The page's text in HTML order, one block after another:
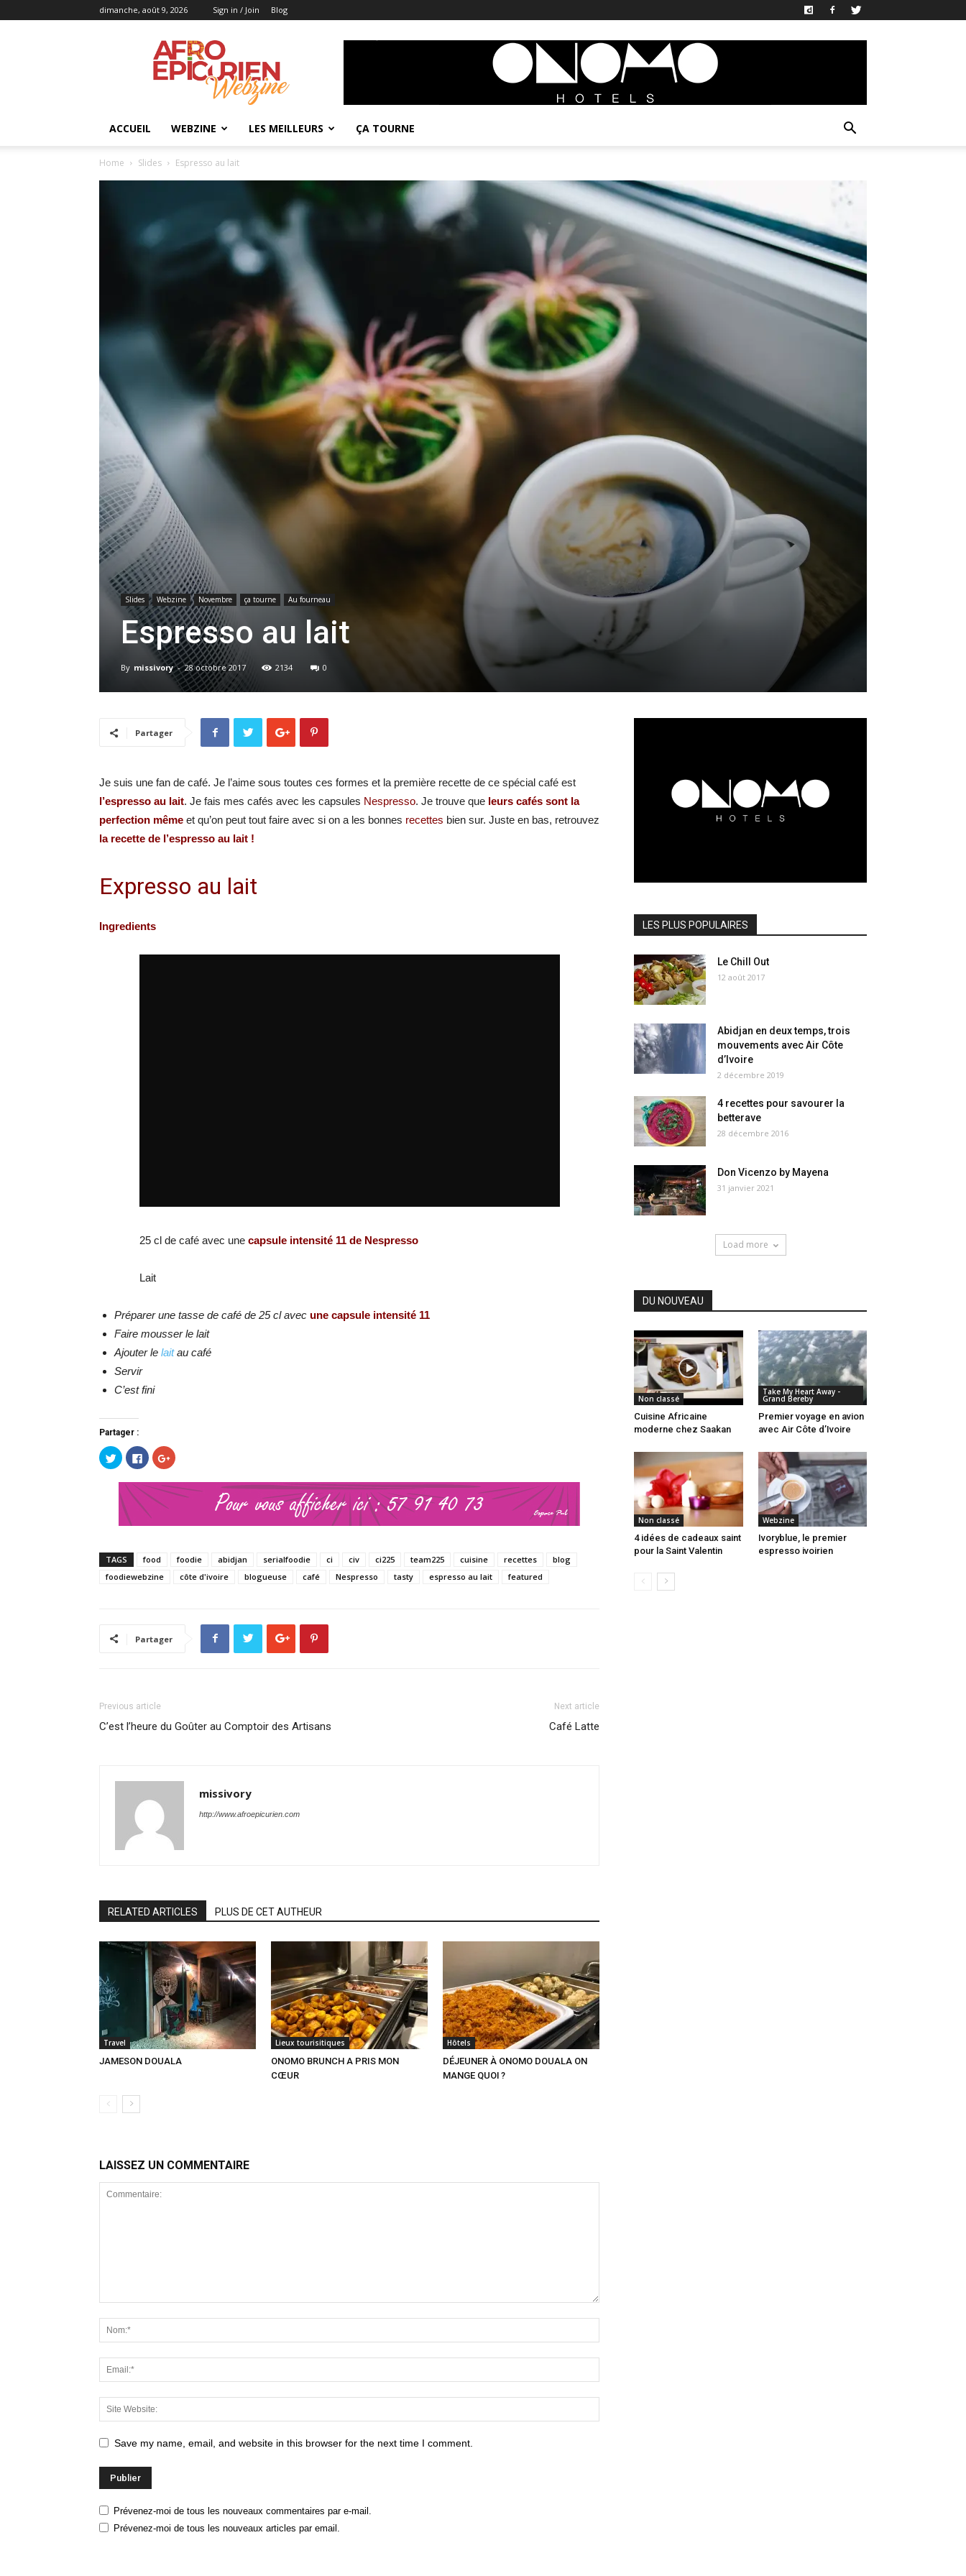
dimanche, août 9, 2026 Sign in / Join Blog
AFRO
EPICURIEN
ACCUEIL WEBZINE LES MEILLEURS ÇA TOURNE
Home Slides Espresso au lait
Slides Webzine Novembre ça tourne Au fourneau
Espresso au lait
By missivory - 28 octobre 2017 2134 0
Partager
Je suis une fan de café. Je l’aime sous toutes ces formes et la première recette de ce spécial café est
l’espresso au lait. Je fais mes cafés avec les capsules Nespresso. Je trouve que leurs cafés sont la
perfection même et qu’on peut tout faire avec si on a les bonnes recettes bien sur. Juste en bas, retrouvez
la recette de l’espresso au lait !
Expresso au lait
Ingredients
25 cl de café avec une capsule intensité 11 de Nespresso
Lait
Préparer une tasse de café de 25 cl avec une capsule intensité 11
Faire mousser le lait
Ajouter le laitau café
Servir
C’est fini
Partager :
Cliquez
pour
partager
sur
Twitter(ouvre
dans
une
nouvelle
fenêtre)
Cliquez
pour
partager
sur
Facebook(ouvre
dans
une
nouvelle
fenêtre)
Cliquez
pour
sur
Google+
(ouvre
nouvelle
TAGS food foodie abidjan serialfoodie ci civ ci225 team225 cuisine recettes
blog
foodiewebzine
côte d'ivoire blogueuse café Nespresso tasty espresso au lait featured
Partager
Previous article
C’est l’heure du Goûter au Comptoir des Artisans
Next article
Café Latte
missivory
http://www.afroepicurien.com
RELATED ARTICLES PLUS DE CET AUTHEUR
Travel
JAMESON DOUALA
Lieux tourisitiques
ONOMO BRUNCH A PRIS MON
CŒUR
Hôtels
DÉJEUNER À ONOMO DOUALA ON
MANGE QUOI ?
LAISSEZ UN COMMENTAIRE
Save my name, email, and website in this browser for the next time I comment.
Prévenez-moi de tous les nouveaux commentaires par e-mail.
Prévenez-moi de tous les nouveaux articles par email.
LES PLUS POPULAIRES
Le Chill Out
12 août 2017
Abidjan en deux temps, trois
mouvements avec Air Côte
d’Ivoire
2 décembre 2019
4 recettes pour savourer la
betterave
28 décembre 2016
Don Vicenzo by Mayena
31 janvier 2021
Load more
DU NOUVEAU
Non classé
Cuisine Africaine
moderne chez Saakan
Take My Heart Away -
Grand Bereby
Premier voyage en avion
avec Air Côte d’Ivoire
Non classé
4 idées de cadeaux saint
pour la Saint Valentin
Webzine
Ivoryblue, le premier
espresso ivoirien